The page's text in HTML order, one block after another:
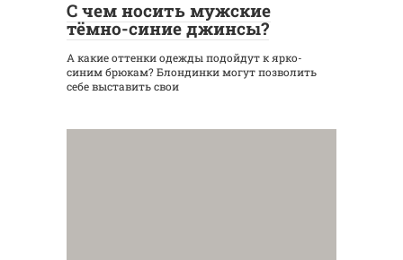
С чем носить мужские
тёмно-синие джинсы?
А какие оттенки одежды подойдут к ярко-
синим брюкам? Блондинки могут позволить
себе выставить свои